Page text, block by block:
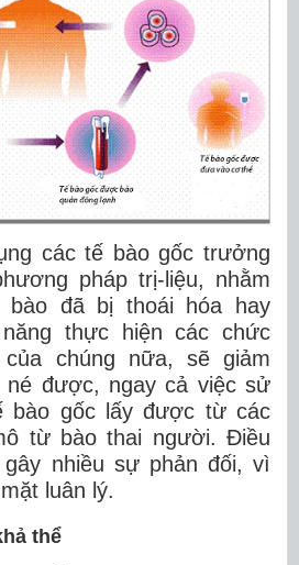
các tế bào gốc trưởng
pháp trị-liệu, nhằm
đã bị thoái hóa hay
thực hiện các chức
chúng nữa, sẽ giảm
né được, ngay cả việc sử
bào gốc lấy được từ các
từ bào thai người. Điều
nhiều sự phản đối, vì
luân lý.
thể